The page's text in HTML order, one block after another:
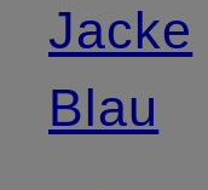
Jacke
Blau